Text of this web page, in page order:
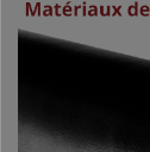
longues périodes,
Ces chaises
structure et les
Les pieds ont
sécurité et éviter